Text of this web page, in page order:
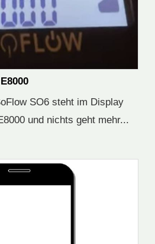
SO6 steht im Display
und nichts geht mehr...